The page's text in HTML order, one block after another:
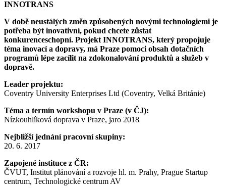
INNOTRANS
V době neustálých změn způsobených novými technologiemi je
potřeba být inovativní, pokud chcete zůstat
konkurenceschopní. Projekt INNOTRANS, který propojuje
téma inovací a dopravy, má Praze pomoci obsah dotačních
programů lépe zacílit na zdokonalování produktů a služeb v
dopravě.
Leader projektu:
Coventry University Enterprises Ltd (Coventry, Velká Británie)
Téma a termín workshopu v Praze (v ČJ):
Nízkouhlíková doprava v Praze, jaro 2018
Nejbližší jednání pracovní skupiny:
20. 6. 2017
Zapojené instituce z ČR:
ČVUT, Institut plánování a rozvoje hl. m. Prahy, Prague Startup
centrum, Technologické centrum AV